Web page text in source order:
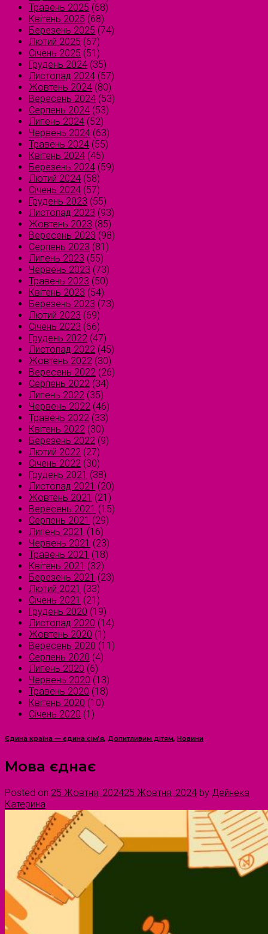
Травень 2025 (68)
Квітень 2025 (68)
Березень 2025 (74)
Лютий 2025 (67)
Січень 2025 (51)
Грудень 2024 (35)
Листопад 2024 (57)
Жовтень 2024 (80)
Вересень 2024 (53)
Серпень 2024 (53)
Липень 2024 (52)
Червень 2024 (63)
Травень 2024 (55)
Квітень 2024 (45)
Березень 2024 (59)
Лютий 2024 (58)
Січень 2024 (57)
Грудень 2023 (55)
Листопад 2023 (93)
Жовтень 2023 (85)
Вересень 2023 (98)
Серпень 2023 (81)
Липень 2023 (55)
Червень 2023 (73)
Травень 2023 (50)
Квітень 2023 (54)
Березень 2023 (73)
Лютий 2023 (69)
Січень 2023 (66)
Грудень 2022 (47)
Листопад 2022 (45)
Жовтень 2022 (30)
Вересень 2022 (26)
Серпень 2022 (34)
Липень 2022 (35)
Червень 2022 (46)
Травень 2022 (33)
Квітень 2022 (30)
Березень 2022 (9)
Лютий 2022 (27)
Січень 2022 (30)
Грудень 2021 (38)
Листопад 2021 (20)
Жовтень 2021 (21)
Вересень 2021 (15)
Серпень 2021 (29)
Липень 2021 (16)
Червень 2021 (23)
Травень 2021 (18)
Квітень 2021 (32)
Березень 2021 (23)
Лютий 2021 (33)
Січень 2021 (21)
Грудень 2020 (19)
Листопад 2020 (14)
Жовтень 2020 (1)
Вересень 2020 (11)
Серпень 2020 (4)
Липень 2020 (6)
Червень 2020 (13)
Травень 2020 (18)
Квітень 2020 (10)
Січень 2020 (1)
Єдина країна — єдина сім’я, Допитливим дітям, Новини
Мова єднає
Posted on 25 Жовтня, 202425 Жовтня, 2024 by Дейнека
Катерина